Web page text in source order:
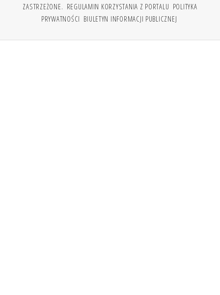
ZASTRZEŻONE. REGULAMIN KORZYSTANIA Z PORTALU POLITYKA
PRYWATNOŚCI BIULETYN INFORMACJI PUBLICZNEJ